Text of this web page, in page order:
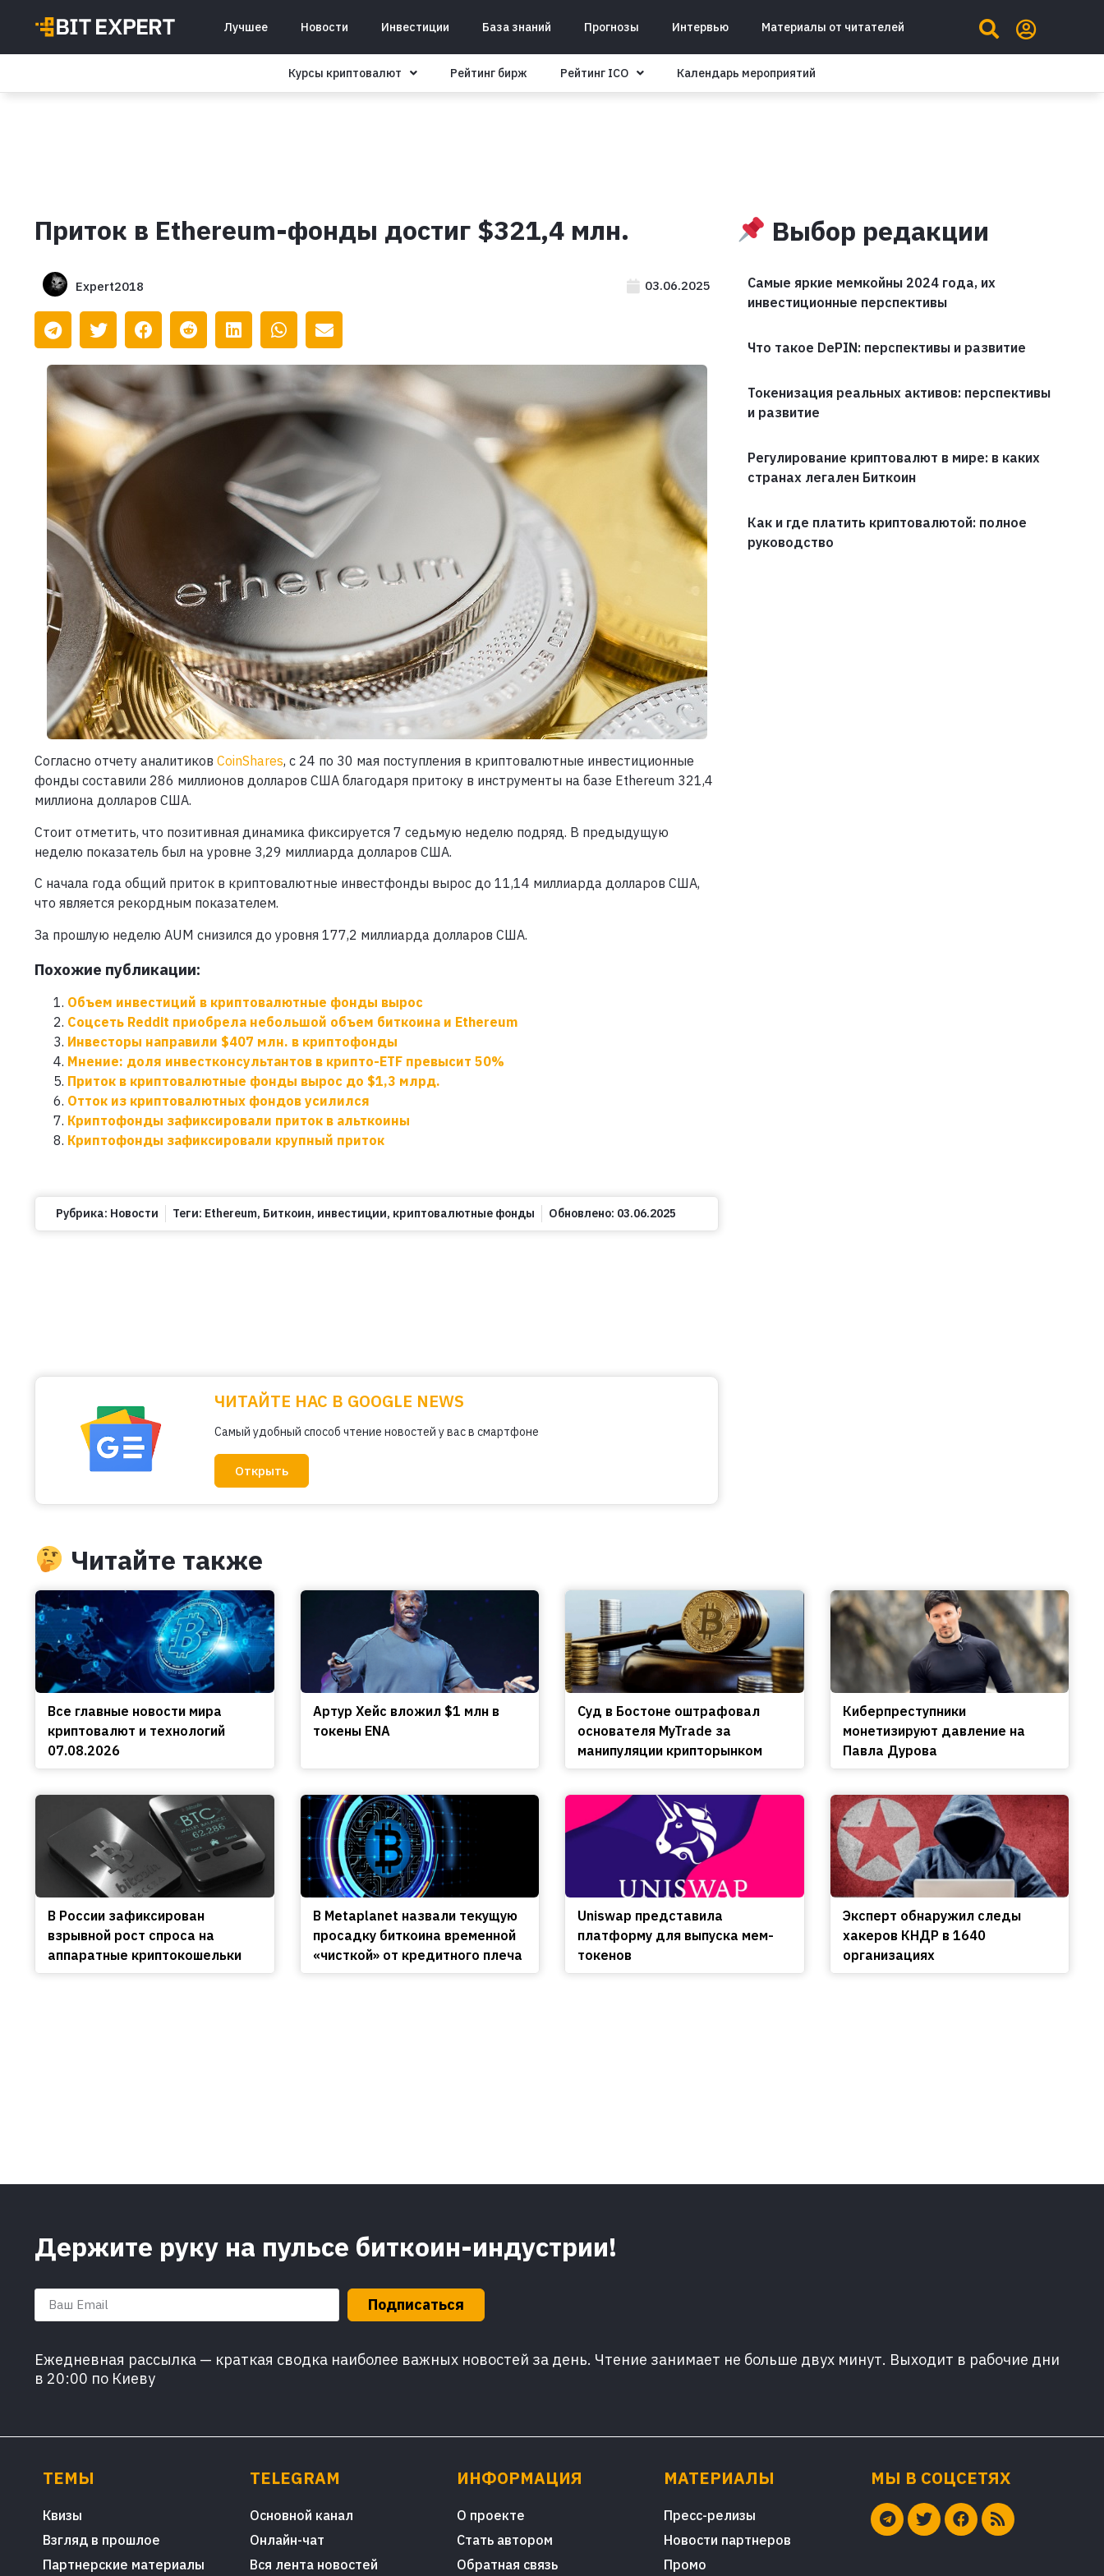
Лучшее Новости Инвестиции База знаний Прогнозы Интервью Материалы от читателей
Курсы криптовалют Рейтинг бирж Рейтинг ICO Календарь мероприятий
Приток в Ethereum-фонды достиг $321,4 млн.
Expert2018 03.06.2025
Согласно отчету аналитиков CoinShares, с 24 по 30 мая поступления в криптовалютные инвестиционные
фонды составили 286 миллионов долларов США благодаря притоку в инструменты на базе Ethereum 321,4
миллиона долларов США.
Стоит отметить, что позитивная динамика фиксируется 7 седьмую неделю подряд. В предыдущую
неделю показатель был на уровне 3,29 миллиарда долларов США.
С начала года общий приток в криптовалютные инвестфонды вырос до 11,14 миллиарда долларов США,
что является рекордным показателем.
За прошлую неделю AUM снизился до уровня 177,2 миллиарда долларов США.
Похожие публикации:
Объем инвестиций в криптовалютные фонды вырос
Соцсеть Reddit приобрела небольшой объем биткоина и Ethereum
Инвесторы направили $407 млн. в криптофонды
Мнение: доля инвестконсультантов в крипто-ETF превысит 50%
Приток в криптовалютные фонды вырос до $1,3 млрд.
Отток из криптовалютных фондов усилился
Криптофонды зафиксировали приток в альткоины
Криптофонды зафиксировали крупный приток
Рубрика: Новости Теги: Ethereum, Биткоин, инвестиции, криптовалютные фонды Обновлено: 03.06.2025
ЧИТАЙТЕ НАС В GOOGLE NEWS
Самый удобный способ чтение новостей у вас в смартфоне
Открыть
Выбор редакции
Самые яркие мемкойны 2024 года, их
инвестиционные перспективы
Что такое DePIN: перспективы и развитие
Токенизация реальных активов: перспективы
и развитие
Регулирование криптовалют в мире: в каких
странах легален Биткоин
Как и где платить криптовалютой: полное
руководство
Читайте также
Все главные новости мира
криптовалют и технологий
07.08.2026
Артур Хейс вложил $1 млн в
токены ENA
Cуд в Бостоне оштрафовал
основателя MyTrade за
манипуляции крипторынком
Киберпреступники
монетизируют давление на
Павла Дурова
В России зафиксирован
взрывной рост спроса на
аппаратные криптокошельки
В Metaplanet назвали текущую
просадку биткоина временной
«чисткой» от кредитного плеча
Uniswap представила
платформу для выпуска мем-
токенов
Эксперт обнаружил следы
хакеров КНДР в 1640
организациях
Держите руку на пульсе биткоин-индустрии!
Подписаться
Ежедневная рассылка — краткая сводка наиболее важных новостей за день. Чтение занимает не больше двух минут. Выходит в рабочие дни
в 20:00 по Киеву
ТЕМЫ
Квизы
Взгляд в прошлое
Партнерские материалы
TELEGRAM
Основной канал
Онлайн-чат
Вся лента новостей
ИНФОРМАЦИЯ
О проекте
Стать автором
Обратная связь
МАТЕРИАЛЫ
Пресс-релизы
Новости партнеров
Промо
МЫ В СОЦСЕТЯХ